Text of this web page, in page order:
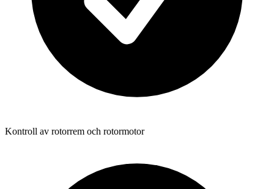
Kontroll av rotorrem och rotormotor